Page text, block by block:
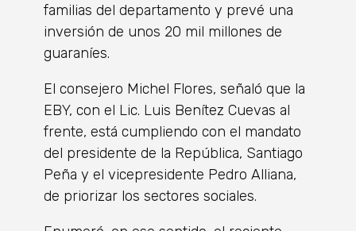
familias del departamento y prevé una
inversión de unos 20 mil millones de
guaraníes.
El consejero Michel Flores, señaló que la
EBY, con el Lic. Luis Benítez Cuevas al
frente, está cumpliendo con el mandato
del presidente de la República, Santiago
Peña y el vicepresidente Pedro Alliana,
de priorizar los sectores sociales.